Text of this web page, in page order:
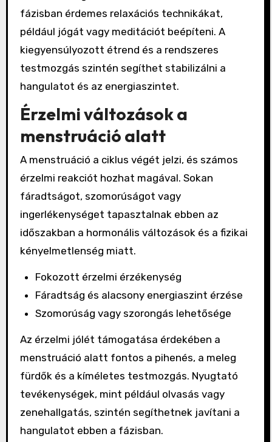
fázisban érdemes relaxációs technikákat,
például jógát vagy meditációt beépíteni. A
kiegyensúlyozott étrend és a rendszeres
testmozgás szintén segíthet stabilizálni a
hangulatot és az energiaszintet.
Érzelmi változások a
menstruáció alatt
A menstruáció a ciklus végét jelzi, és számos
érzelmi reakciót hozhat magával. Sokan
fáradtságot, szomorúságot vagy
ingerlékenységet tapasztalnak ebben az
időszakban a hormonális változások és a fizikai
kényelmetlenség miatt.
Fokozott érzelmi érzékenység
Fáradtság és alacsony energiaszint érzése
Szomorúság vagy szorongás lehetősége
Az érzelmi jólét támogatása érdekében a
menstruáció alatt fontos a pihenés, a meleg
fürdők és a kíméletes testmozgás. Nyugtató
tevékenységek, mint például olvasás vagy
zenehallgatás, szintén segíthetnek javítani a
hangulatot ebben a fázisban.